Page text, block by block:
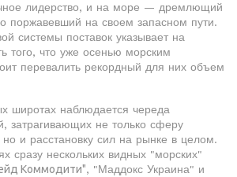
лидерство, и на море — дремлющий
поржавевший на своем запасном пути.
системы поставок указывает на
того, что уже осенью морским
перевалить рекордный для них объем
широтах наблюдается череда
затрагивающих не только сферу
но и расстановку сил на рынке в целом.
сразу нескольких видных "морских"
Коммодити", "Маддокс Украина" и